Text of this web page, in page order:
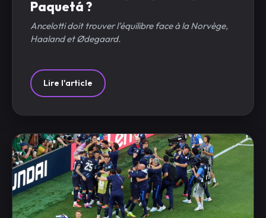
Paquetá ?
Ancelotti doit trouver l’équilibre face à la Norvège,
Haaland et Ødegaard.
Lire l'article